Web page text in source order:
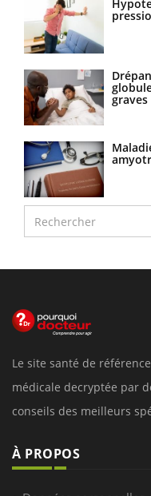
graves
Le site santé de
médicale decryptée par
conseils des meilleurs
À PROPOS